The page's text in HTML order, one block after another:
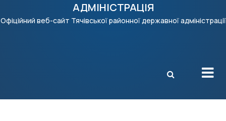
АДМІНІСТРАЦІЯ
Офіційний веб-сайт Тячівської районної державної адміністрації